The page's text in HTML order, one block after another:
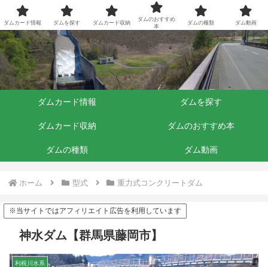
ダムくらぶ
ダムカード情報 ダムを探す
ダムカード収納 ダムのおすすめ本
ダムの種類 ダム動画
ホーム 型式 重力式コンクリートダム
※当サイトではアフィリエイト広告を利用しています
神水ダム【群馬県藤岡市】
利根川水系
ダムカード情報 ダムを探す ダムカード収納
ダムのおすすめ
本
ダムの種類 ダム動画